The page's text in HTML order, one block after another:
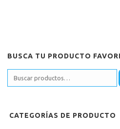
BUSCA TU PRODUCTO
CATEGORÍAS DE PRODUCTO